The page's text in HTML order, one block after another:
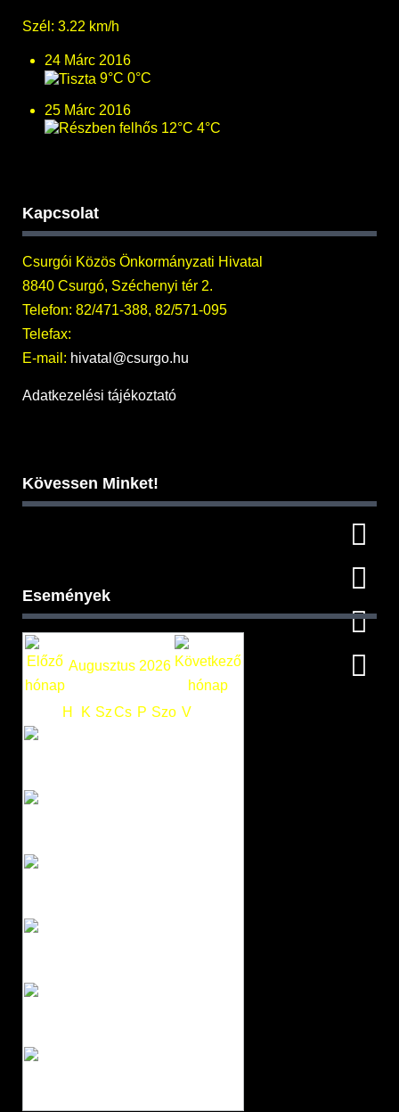
Szél: 3.22 km/h
24 Márc 2016
9°C 0°C
25 Márc 2016
12°C 4°C
Kapcsolat
Csurgói Közös Önkormányzati Hivatal
8840 Csurgó, Széchenyi tér 2.
Telefon: 82/471-388, 82/571-095
Telefax:
E-mail: hivatal@csurgo.hu
Adatkezelési tájékoztató
Kövessen Minket!
Események
Augusztus 2026
H K SzCs P Szo V